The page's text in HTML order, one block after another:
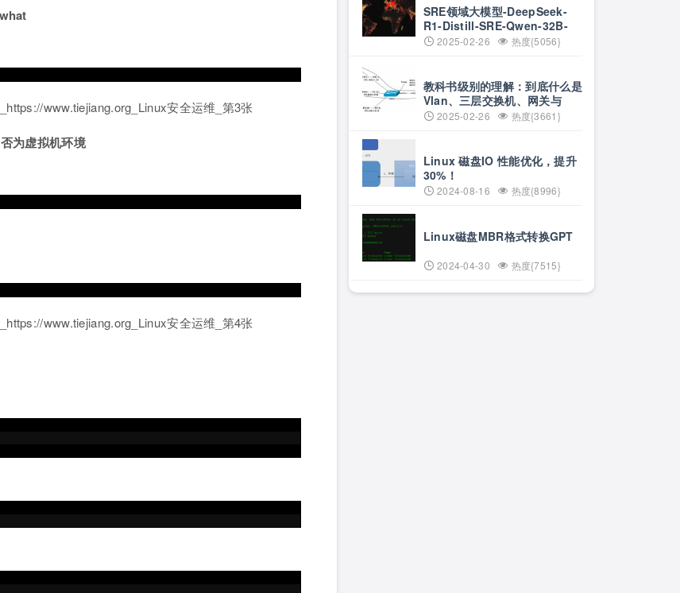
为虚拟机环境
SRE领域大模型-DeepSeek-
R1-Distill-SRE-Qwen-32B-
INT82025-02-26 热度{5056}
教科书级别的理解：到底什么是
Vlan、三层交换机、网关与
DNS？
2025-02-26 热度{3661}
Linux 磁盘IO 性能优化，提升
30%！
2024-08-16 热度{8996}
Linux磁盘MBR格式转换GPT
2024-04-30 热度{7515}